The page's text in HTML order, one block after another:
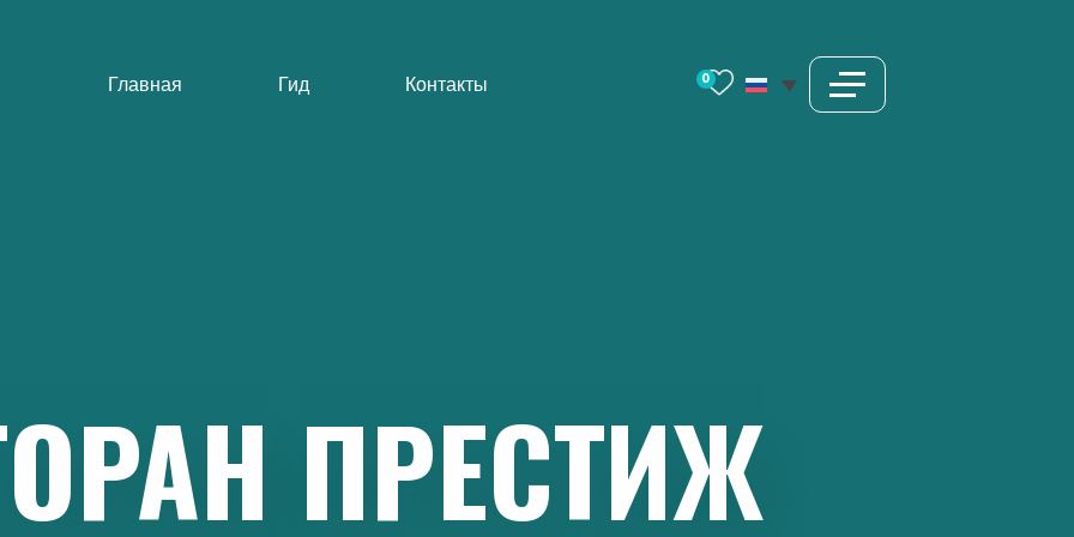
Главная Гид Контакты 0
ПРЕСТИЖ